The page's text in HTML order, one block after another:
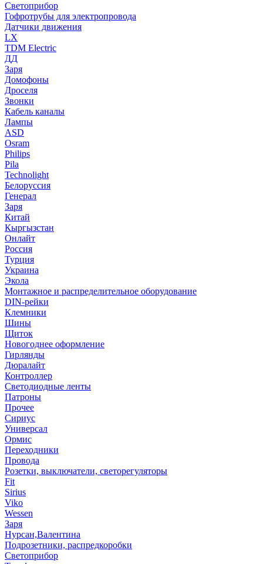
Светоприбор
Гофротрубы для электропровода
Датчики движения
LX
TDM Electric
ДД
Заря
Домофоны
Дроселя
Звонки
Кабель каналы
Лампы
ASD
Osram
Philips
Pila
Technolight
Белоруссия
Генерал
Заря
Китай
Кыргызстан
Онлайт
Россия
Турция
Украина
Экола
Монтажное и распределительное оборудование
DIN-рейки
Клемники
Шины
Щиток
Новогоднее оформление
Гирлянды
Дюралайт
Контроллер
Светодиодные ленты
Патроны
Прочее
Сириус
Универсал
Ормис
Переходники
Провода
Розетки, выключатели, светорегуляторы
Fit
Sirius
Viko
Wessen
Заря
Нурсан,Валентина
Подрозетники, распредкоробки
Светоприбор